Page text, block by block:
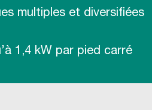
multiples et diversifiées
1,4 kW par pied carré